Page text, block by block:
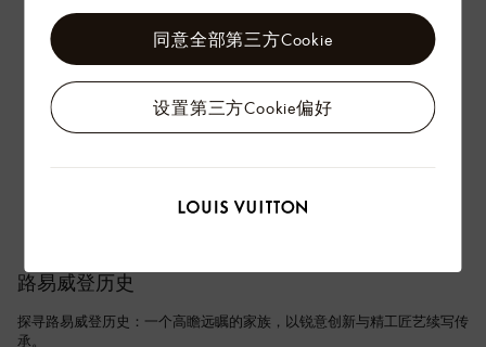
设置第三方Cookie偏好
同意全部第三方Cookie
路易威登历史
探寻路易威登历史：一个高瞻远瞩的家族，以锐意创新与精工匠艺续写传
承。